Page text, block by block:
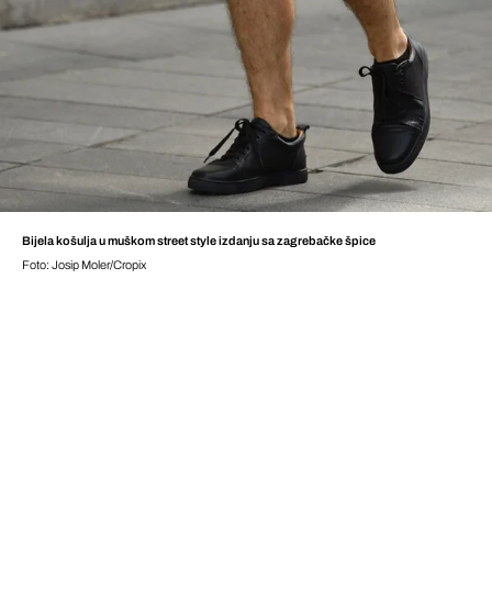
Bijela košulja u muškom street style izdanju sa zagrebačke špice
Foto: Josip Moler/Cropix